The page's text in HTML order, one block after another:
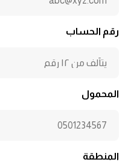
رقم الحساب
المحمول
المنطقة